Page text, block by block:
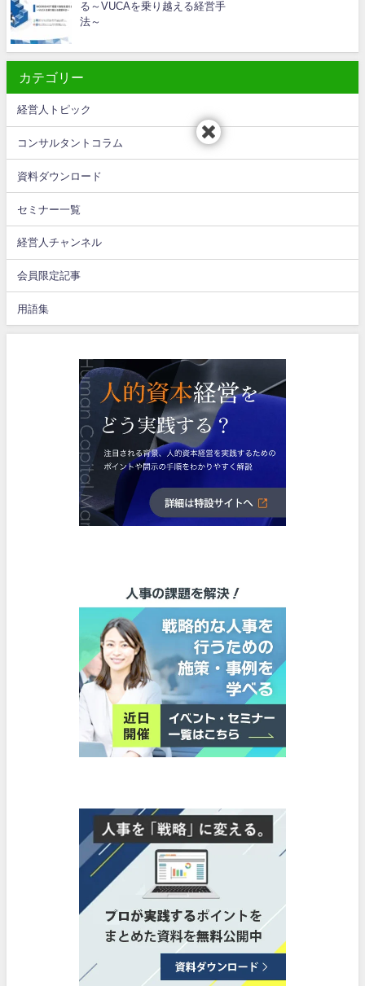
る～VUCAを乗り越える経営手
法～
カテゴリー
経営人トピック
コンサルタントコラム
資料ダウンロード
セミナー一覧
経営人チャンネル
会員限定記事
用語集